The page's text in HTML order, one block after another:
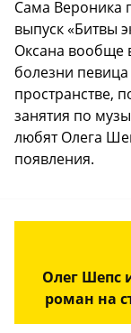
Сама Вероника
выпуск «Битвы
Оксана вообще
болезни
пространстве,
занятия по
любят Олега
появления.
Олег Шепс
роман на